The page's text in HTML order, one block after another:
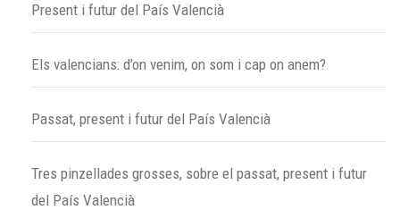
Present i futur del País Valencià
Els valencians: d’on venim, on som i cap on anem?
Passat, present i futur del País Valencià
Tres pinzellades grosses, sobre el passat, present i futur
del País Valencià